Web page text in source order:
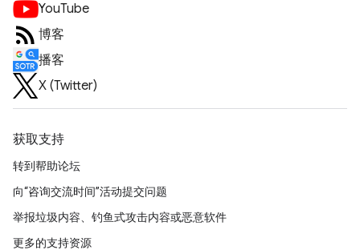
YouTube
博客
播客
X (Twitter)
获取支持
转到帮助论坛
向“咨询交流时间”活动提交问题
举报垃圾内容、钓鱼式攻击内容或恶意软件
更多的支持资源